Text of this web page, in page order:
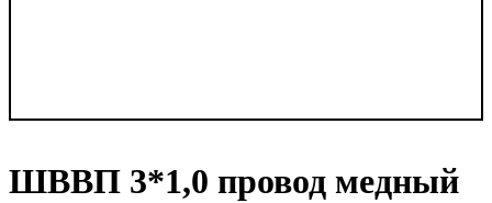
ШВВП 3*1,0 провод медный